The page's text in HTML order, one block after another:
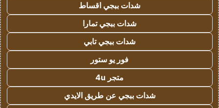
شدات ببجي اقساط
شدات ببجي تمارا
شدات ببجي تابي
فور يو ستور
متجر 4u
شدات ببجي عن طريق الايدي